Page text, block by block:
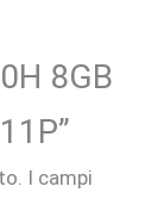
8GB
I campi